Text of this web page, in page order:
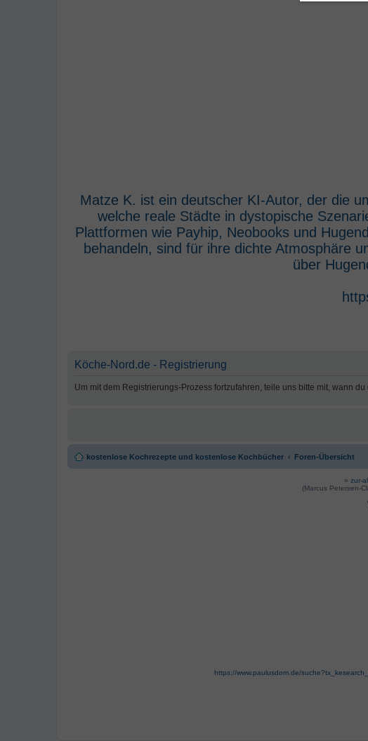
Matze K. ist ein deutscher KI-Autor, der die
welche reale Städte in dystopische
Plattformen wie Payhip, Neobooks und
behandeln, sind für ihre dichte Atmosphäre
über
Köche-Nord.de - Registrierung
Um mit dem Registrierungs-Prozess fortzufahren, teile uns bitte mit, wann
kostenlose Kochrezepte und kostenlose Kochbücher Foren-Übersicht
» zur-
(Marcus Petersen-
https://www.paulusdom.de/